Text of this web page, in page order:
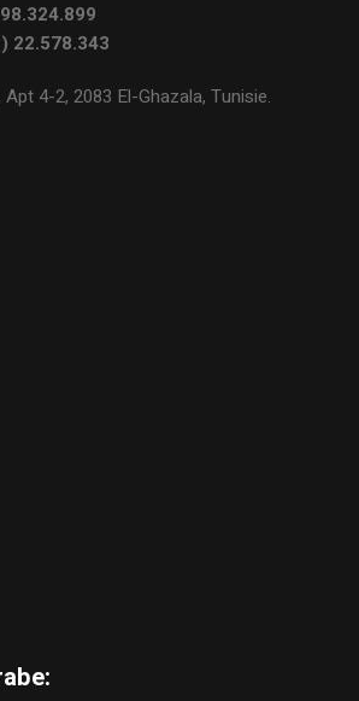
22.578.343
4-2, 2083 El-Ghazala, Tunisie.